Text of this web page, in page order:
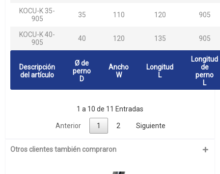
KOCU-K 35-
905
35 110 120 905
KOCU-K 40-
905
40 120 135 905
Descripción
del artículo
Ø de
perno
D
Ancho
W
Longitud
L
Longitud
de
perno
L
1 a 10 de 11 Entradas
Anterior 1 2 Siguiente
Otros clientes también compraron